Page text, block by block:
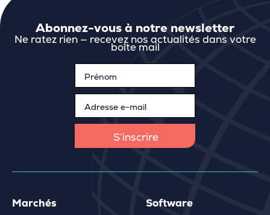
Abonnez-vous à notre newsletter
Ne ratez rien — recevez nos actualités dans votre
boîte mail
Marchés
Software